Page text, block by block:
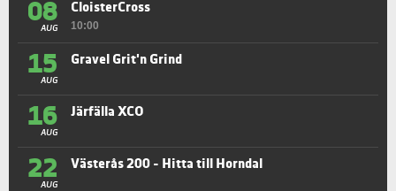
08
AUG
CloisterCross
10:00
15
AUG
Gravel Grit'n Grind
16
AUG
Järfälla XCO
22
AUG
Västerås 200 - Hitta till Horndal